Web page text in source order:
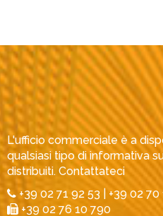
L'ufficio commerciale è a
qualsiasi tipo di informativa
distribuiti. Contattateci
+39 02 71 92 53 | +39 02 70
+39 02 76 10 790